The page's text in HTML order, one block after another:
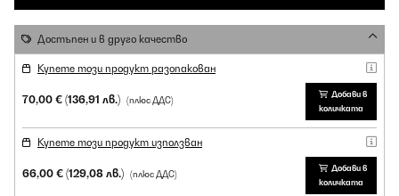
Достъпен и в друго качество
Купете този продукт разопакован
70,00 € (136,91 лв.) (плюс ДДС)
Добави в
количката
Купете този продукт използван
66,00 € (129,08 лв.) (плюс ДДС)
Добави в
количката